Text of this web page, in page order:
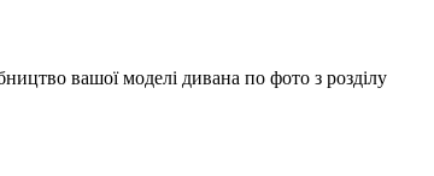
вашої моделі дивана по фото з розділу